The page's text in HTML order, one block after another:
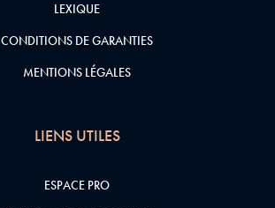
LEXIQUE
CONDITIONS DE GARANTIES
MENTIONS LÉGALES
LIENS UTILES
ESPACE PRO